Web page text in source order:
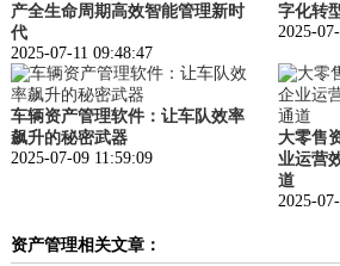
产全生命周期高效智能管理新时
代
2025-07-11 09:48:47
字化转
2025-
车辆资产管理软件：让车队效率
飙升的秘密武器
2025-07-09 11:59:09
大零售
业运营
道
2025-
资产管理相关文章：